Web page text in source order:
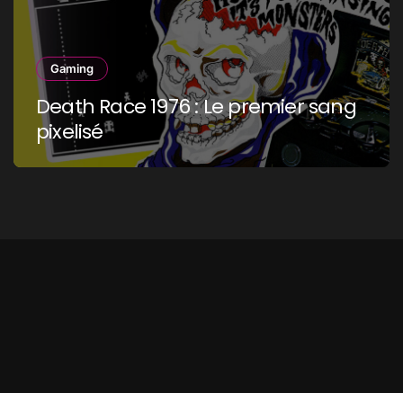
Gaming
Death Race 1976 : Le premier sang
pixelisé